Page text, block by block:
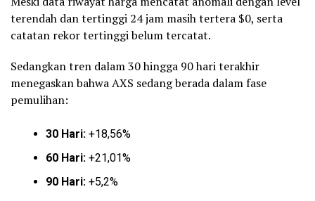
terendah dan tertinggi 24 jam masih tertera $0, serta
catatan rekor tertinggi belum tercatat.
Sedangkan tren dalam 30 hingga 90 hari terakhir
menegaskan bahwa AXS sedang berada dalam fase
pemulihan:
30 Hari: +18,56%
60 Hari: +21,01%
90 Hari: +5,2%